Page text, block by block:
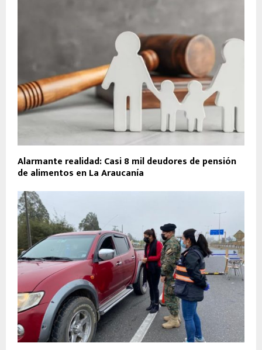
Alarmante realidad: Casi 8 mil deudores de pensión
de alimentos en La Araucanía